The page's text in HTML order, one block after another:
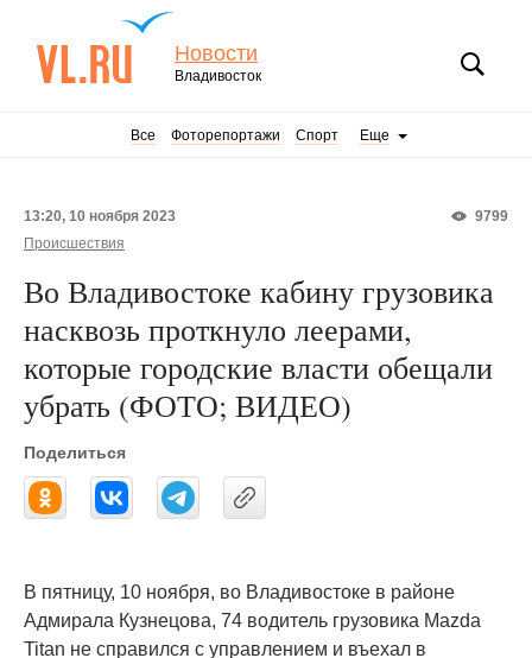
Новости
Владивосток
Все Фоторепортажи Спорт Еще
9799
13:20, 10 ноября 2023
Происшествия
Во Владивостоке кабину грузовика
насквозь проткнуло леерами,
которые городские власти обещали
убрать (ФОТО; ВИДЕО)
Поделиться
В пятницу, 10 ноября, во Владивостоке в районе
Адмирала Кузнецова, 74 водитель грузовика Mazda
Titan не справился с управлением и въехал в